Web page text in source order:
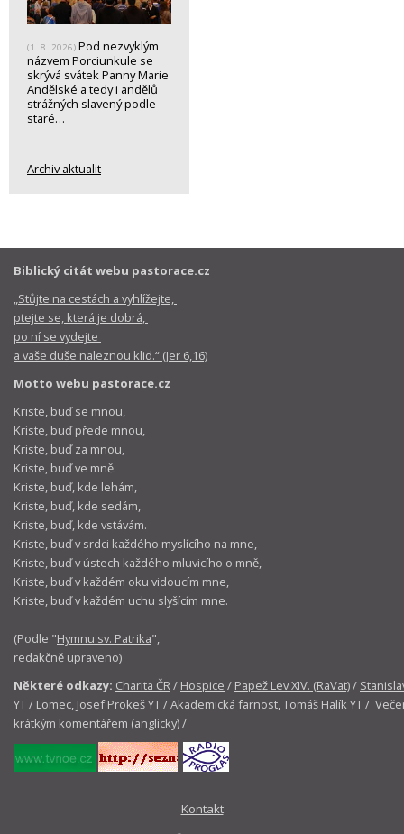
(1. 8. 2026) Pod nezvyklým
názvem Porciunkule se
skrývá svátek Panny Marie
Andělské a tedy i andělů
strážných slavený podle
staré…
Archiv aktualit
Biblický citát webu pastorace.cz
„Stůjte na cestách a vyhlížejte,
ptejte se, která je dobrá,
po ní se vydejte
a vaše duše naleznou klid.“ (Jer 6,16)
Motto webu pastorace.cz
Kriste, buď se mnou,
Kriste, buď přede mnou,
Kriste, buď za mnou,
Kriste, buď ve mně.
Kriste, buď, kde lehám,
Kriste, buď, kde sedám,
Kriste, buď, kde vstávám.
Kriste, buď v srdci každého myslícího na mne,
Kriste, buď v ústech každého mluvicího o mně,
Kriste, buď v každém oku vidoucím mne,
Kriste, buď v každém uchu slyšícím mne.
(Podle "Hymnu sv. Patrika",
redakčně upraveno)
Některé odkazy: Charita ČR/ Hospice / Papež Lev XIV. (RaVat)/
YT/ Lomec, Josef Prokeš YT/Akademická farnost, Tomáš Halík YT/
krátkým komentářem (anglicky)/
Kontakt